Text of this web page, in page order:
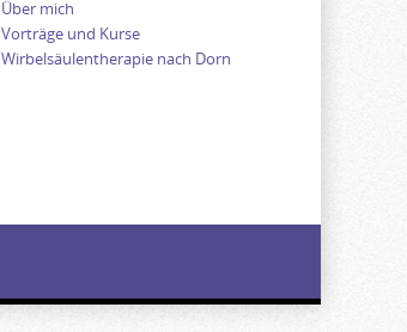
Über mich
Vorträge und Kurse
Wirbelsäulentherapie nach Dorn